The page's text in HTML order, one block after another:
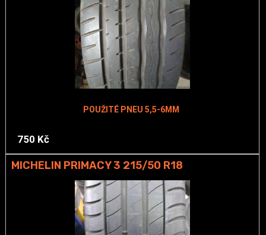
POUŽITÉ PNEU 5,5-6MM
750 Kč
MICHELIN PRIMACY 3 215/50 R18